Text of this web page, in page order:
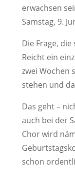
erwachsen
Samstag, 9.
Die Frage,
Reicht ein
zwei Wochen
stehen und
Das geht –
auch bei der
Chor wird
schon